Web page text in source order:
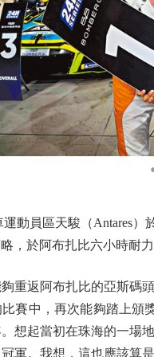
員區天駿（Antares）於
，於阿布扎比六小時耐
返阿布扎比的亞斯碼
賽中，再次能夠踏上頒
想起當初在珠海的一場
軍。我想，這也應該算